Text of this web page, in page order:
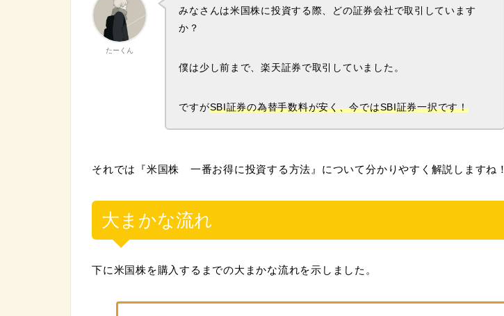
たーくん
みなさんは米国株に投資する際、どの証券会社で取引しています
か？
僕は少し前まで、楽天証券で取引していました。
ですがSBI証券の為替手数料が安く、今ではSBI証券一択です！
それでは『米国株 一番お得に投資する方法』について分かりやすく解説しますね！
大まかな流れ
下に米国株を購入するまでの大まかな流れを示しました。